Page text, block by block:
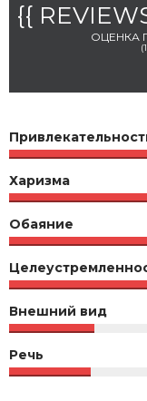
{{
ОЦЕНКА
(
Харизма
Обаяние
Внешний вид
Речь